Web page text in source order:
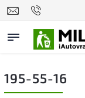
195-55-16